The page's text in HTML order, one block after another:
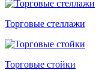
Торговые стеллажи
Торговые стойки